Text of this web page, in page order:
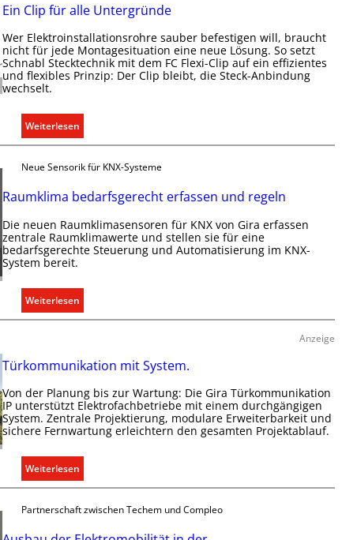
Ein Clip für alle Untergründe
Wer Elektroinstallationsrohre sauber befestigen will, braucht
nicht für jede Montagesituation eine neue Lösung. So setzt
Schnabl Stecktechnik mit dem FC Flexi-Clip auf ein effizientes
und flexibles Prinzip: Der Clip bleibt, die Steck-Anbindung
wechselt.
Weiterlesen:
E
n
C
i
p
f
r
a
l
e
U
n
t
e
g
r
ü
n
Neue Sensorik für KNX-Systeme
Raumklima bedarfsgerecht erfassen und regeln
Die neuen Raumklimasensoren für KNX von Gira erfassen
zentrale Raumklimawerte und stellen sie für eine
bedarfsgerechte Steuerung und Automatisierung im KNX-
System bereit.
Weiterlesen:
R
m
l
i
m
b
e
a
r
Anzeige
Türkommunikation mit System.
Von der Planung bis zur Wartung: Die Gira Türkommunikation
IP unterstützt Elektrofachbetriebe mit einem durchgängigen
System. Zentrale Projektierung, modulare Erweiterbarkeit und
sichere Fernwartung erleichtern den gesamten Projektablauf.
Weiterlesen:
T
r
k
Partnerschaft zwischen Techem und Compleo